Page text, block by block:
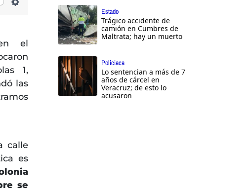
el
1,
las
calle
es
se
Estado
Trágico accidente de
camión en Cumbres de
Maltrata; hay un muerto
Policiaca
Lo sentencian a más de 7
años de cárcel en
Veracruz; de esto lo
acusaron